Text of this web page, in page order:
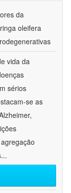
da
oleifera
vida da
sérios
se as
...